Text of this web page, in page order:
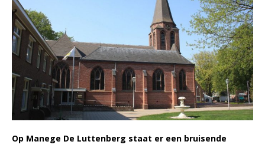
Op Manege De Luttenberg staat er een bruisende